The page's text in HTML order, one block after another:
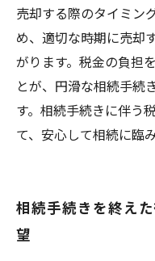
売却する際のタイミン
め、適切な時期に売却
がります。税金の負担
とが、円滑な相続手続
す。相続手続きに伴う
て、安心して相続に臨
相続手続きを終え
望